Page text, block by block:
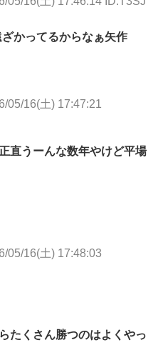
かってるからなぁ矢作
05/16(土) 17:47:21
直うーんな数年やけど平場
05/16(土) 17:48:03
たくさん勝つのはよくやっ